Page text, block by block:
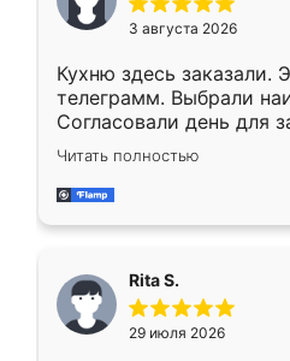
3 августа 2026
Кухню здесь заказали.
телеграмм. Выбрали
Согласовали день для
недели кухня была уже
довольны работой.
мебель за качественную
Читать полностью
Rita S.
29 июля 2026